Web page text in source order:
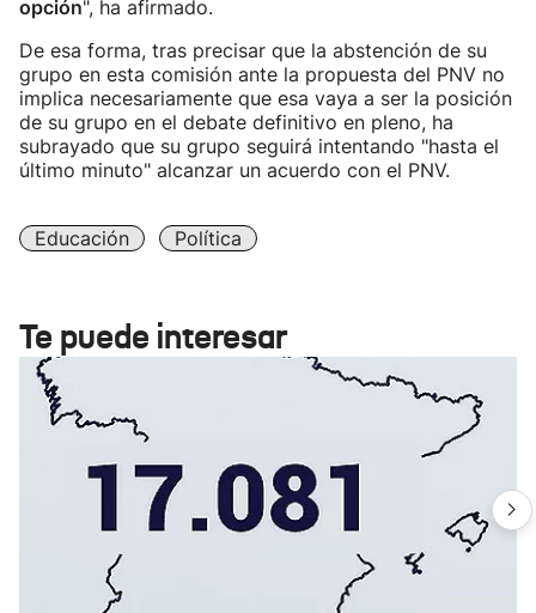
opción", ha afirmado.
De esa forma, tras precisar que la abstención de su
grupo en esta comisión ante la propuesta del PNV no
implica necesariamente que esa vaya a ser la posición
de su grupo en el debate definitivo en pleno, ha
subrayado que su grupo seguirá intentando "hasta el
último minuto" alcanzar un acuerdo con el PNV.
Educación Política
Te puede interesar